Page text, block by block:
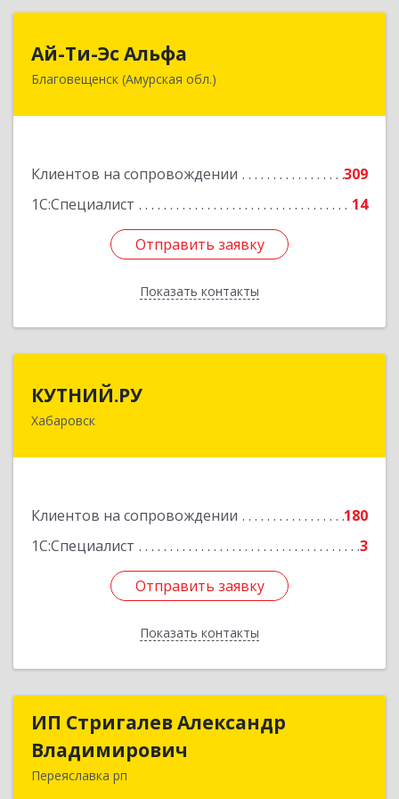
Ай-Ти-Эс Альфа
Благовещенск (Амурская обл.)
Клиентов на сопровождении
309
1С:Специалист
14
Отправить заявку
Показать контакты
675000, Амурская обл, Благовещенск г, Зейская
Отправить заявку
Назад
КУТНИЙ.РУ
Хабаровск
Клиентов на сопровождении
180
1С:Специалист
3
Отправить заявку
Показать контакты
680007, Хабаровский край, Хабаровск г,
Отправить заявку
Назад
ИП Стригалев Александр
Владимирович
Переяславка рп
ИП Стригалев Александр